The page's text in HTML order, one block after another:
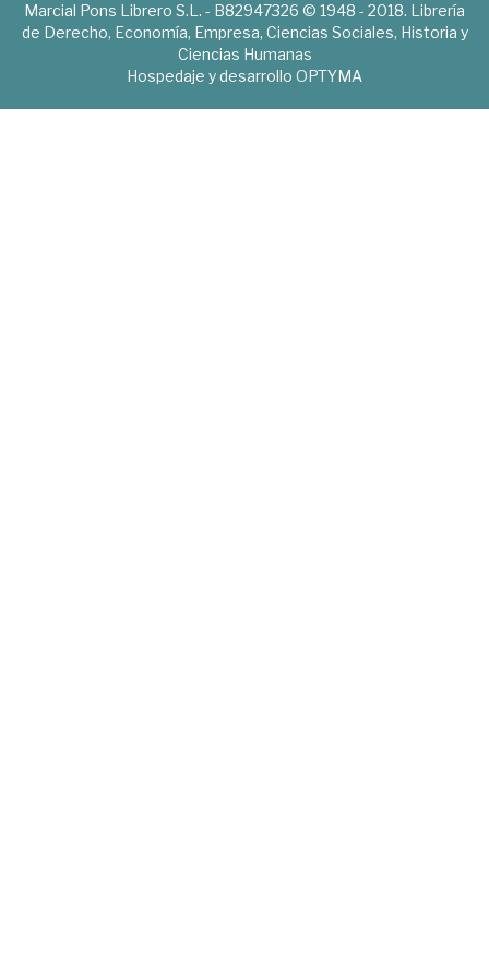
Marcial Pons Librero S.L. - B82947326 © 1948 - 2018. Librería
de Derecho, Economía, Empresa, Ciencias Sociales, Historia y
Ciencias Humanas
Hospedaje y desarrollo OPTYMA